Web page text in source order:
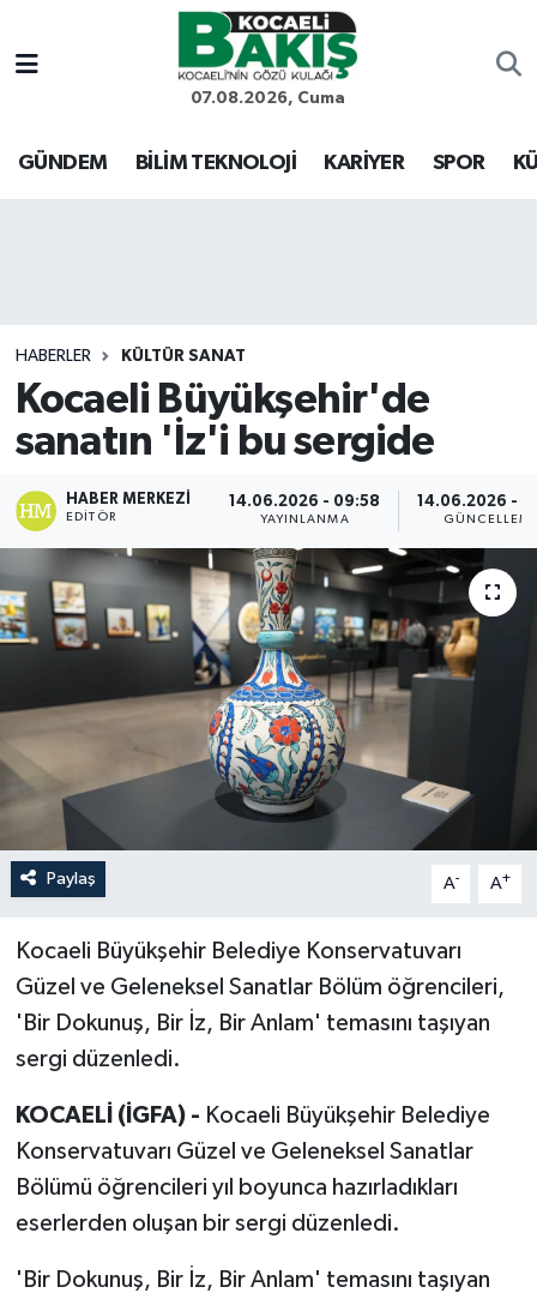
07.08.2026, Cuma
GÜNDEM BİLİM TEKNOLOJİ KARİYER SPOR
HABERLER KÜLTÜR SANAT
Kocaeli Büyükşehir'de
sanatın 'İz'i bu sergide
HABER MERKEZI
EDITÖR
14.06.2026 - 09:58
YAYINLANMA
14.06.2026 -
Paylaş A- A+
Kocaeli Büyükşehir Belediye Konservatuvarı
Güzel ve Geleneksel Sanatlar Bölüm öğrencileri,
'Bir Dokunuş, Bir İz, Bir Anlam' temasını taşıyan
sergi düzenledi.
KOCAELİ (İGFA) - Kocaeli Büyükşehir Belediye
Konservatuvarı Güzel ve Geleneksel Sanatlar
Bölümü öğrencileri yıl boyunca hazırladıkları
eserlerden oluşan bir sergi düzenledi.
'Bir Dokunuş, Bir İz, Bir Anlam' temasını taşıyan
Kocaeli Nöbetçi Eczaneler
Kocaeli Hava Durumu
Son Dakika Haberleri
Haber Arşivi